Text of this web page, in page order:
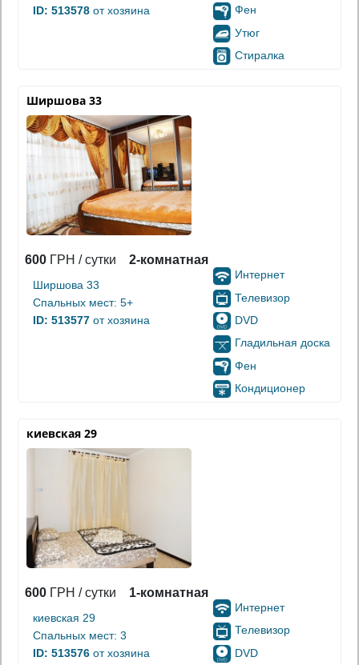
ID: 513578 от хозяина
Фен
Утюг
Стиралка
Ширшова 33
600 ГРН / сутки 2-комнатная
Ширшова 33
Спальных мест: 5+
ID: 513577 от хозяина
Интернет
Телевизор
DVD
Гладильная доска
Фен
Кондиционер
киевская 29
600 ГРН / сутки 1-комнатная
киевская 29
Спальных мест: 3
ID: 513576 от хозяина
Интернет
Телевизор
DVD